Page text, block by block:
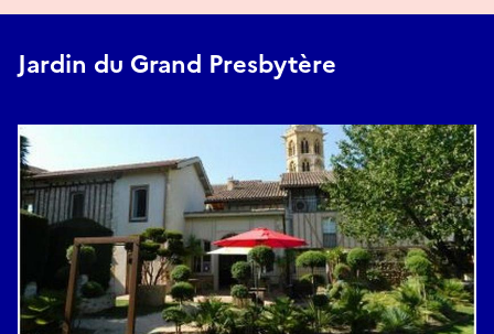
Jardin du Grand Presbytère